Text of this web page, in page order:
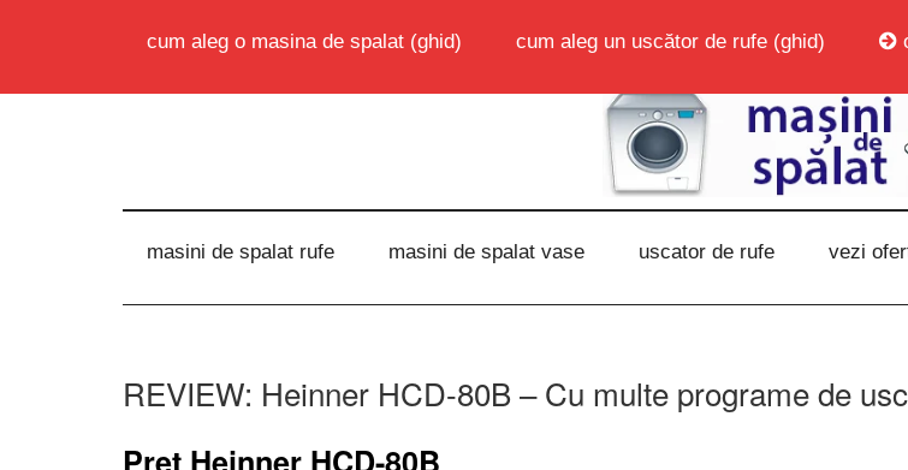
cum aleg o masina de spalat (ghid) cum aleg un uscător de rufe (ghid)
masini de spalat rufe masini de spalat vase uscator de rufe vezi
REVIEW: Heinner HCD-80B – Cu multe programe de